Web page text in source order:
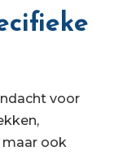
voor
ook